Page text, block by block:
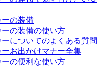
ーの装備
の装備の使い方
についてのよくある質問
お出かけマナー全集
の便利な使い方